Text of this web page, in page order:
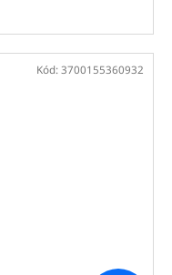
Kód: 3700155360932